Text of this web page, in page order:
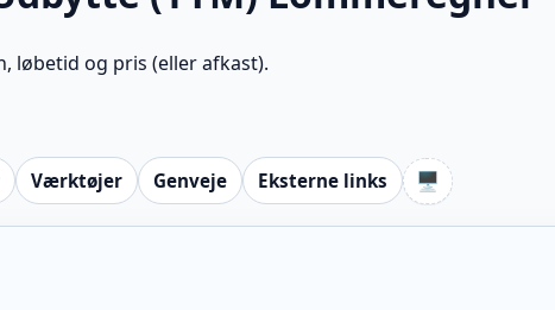
Værktøjer Genveje Eksterne links 🖥️
løbetid og pris (eller afkast).